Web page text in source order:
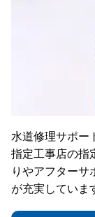
水道修理サポー
指定工事店の指
りやアフター
が充実していま